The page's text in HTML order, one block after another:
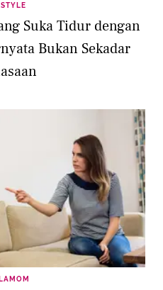
Suka Tidur dengan
Bukan Sekadar